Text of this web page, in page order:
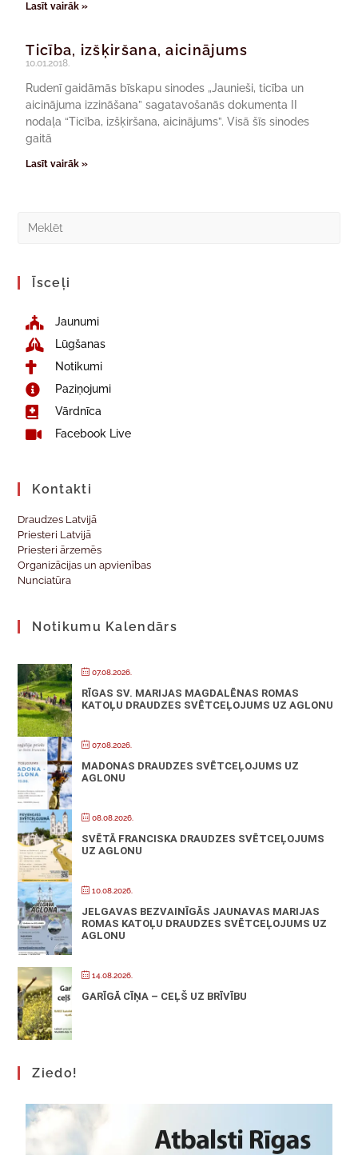
Lasīt vairāk »
Ticība, izšķiršana, aicinājums
10.01.2018.
Rudenī gaidāmās bīskapu sinodes „Jaunieši, ticība un
aicinājuma izzināšana” sagatavošanās dokumenta II
nodaļa “Ticība, izšķiršana, aicinājums”. Visā šīs sinodes
gaitā
Lasīt vairāk »
Īsceļi
Jaunumi
Lūgšanas
Notikumi
Paziņojumi
Vārdnīca
Facebook Live
Kontakti
Draudzes Latvijā
Priesteri Latvijā
Priesteri ārzemēs
Organizācijas un apvienības
Nunciatūra
Notikumu Kalendārs
07.08.2026.
RĪGAS SV. MARIJAS MAGDALĒNAS ROMAS
KATOĻU DRAUDZES SVĒTCEĻOJUMS UZ AGLONU
07.08.2026.
MADONAS DRAUDZES SVĒTCEĻOJUMS UZ
AGLONU
08.08.2026.
SVĒTĀ FRANCISKA DRAUDZES SVĒTCEĻOJUMS
UZ AGLONU
10.08.2026.
JELGAVAS BEZVAINĪGĀS JAUNAVAS MARIJAS
ROMAS KATOĻU DRAUDZES SVĒTCEĻOJUMS UZ
AGLONU
14.08.2026.
GARĪGĀ CĪŅA – CEĻŠ UZ BRĪVĪBU
Ziedo!